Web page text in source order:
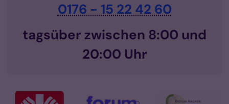
0176 - 15 22 42 60
tagsüber zwischen 8:00 und
20:00 Uhr